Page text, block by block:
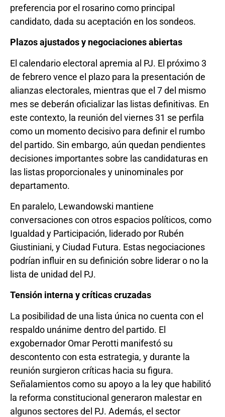
preferencia por el rosarino como principal
candidato, dada su aceptación en los sondeos.
Plazos ajustados y negociaciones abiertas
El calendario electoral apremia al PJ. El próximo 3
de febrero vence el plazo para la presentación de
alianzas electorales, mientras que el 7 del mismo
mes se deberán oficializar las listas definitivas. En
este contexto, la reunión del viernes 31 se perfila
como un momento decisivo para definir el rumbo
del partido. Sin embargo, aún quedan pendientes
decisiones importantes sobre las candidaturas en
las listas proporcionales y uninominales por
departamento.
En paralelo, Lewandowski mantiene
conversaciones con otros espacios políticos, como
Igualdad y Participación, liderado por Rubén
Giustiniani, y Ciudad Futura. Estas negociaciones
podrían influir en su definición sobre liderar o no la
lista de unidad del PJ.
Tensión interna y críticas cruzadas
La posibilidad de una lista única no cuenta con el
respaldo unánime dentro del partido. El
exgobernador Omar Perotti manifestó su
descontento con esta estrategia, y durante la
reunión surgieron críticas hacia su figura.
Señalamientos como su apoyo a la ley que habilitó
la reforma constitucional generaron malestar en
algunos sectores del PJ. Además, el sector